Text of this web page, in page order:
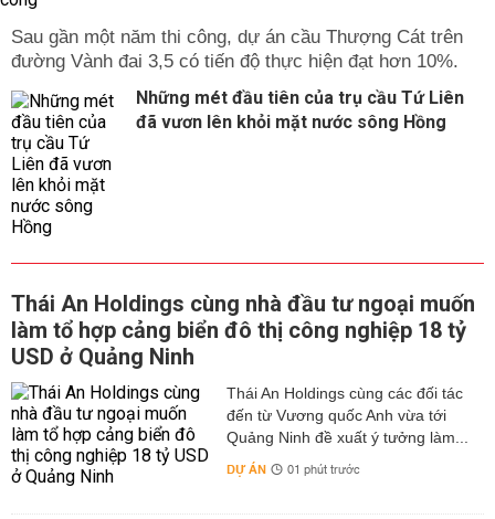
Sau gần một năm thi công, dự án cầu Thượng Cát trên
đường Vành đai 3,5 có tiến độ thực hiện đạt hơn 10%.
Những mét đầu tiên của trụ cầu Tứ Liên
đã vươn lên khỏi mặt nước sông Hồng
Thái An Holdings cùng nhà đầu tư ngoại muốn
làm tổ hợp cảng biển đô thị công nghiệp 18 tỷ
USD ở Quảng Ninh
Thái An Holdings cùng các đối tác
đến từ Vương quốc Anh vừa tới
Quảng Ninh đề xuất ý tưởng làm...
DỰ ÁN 01 phút trước